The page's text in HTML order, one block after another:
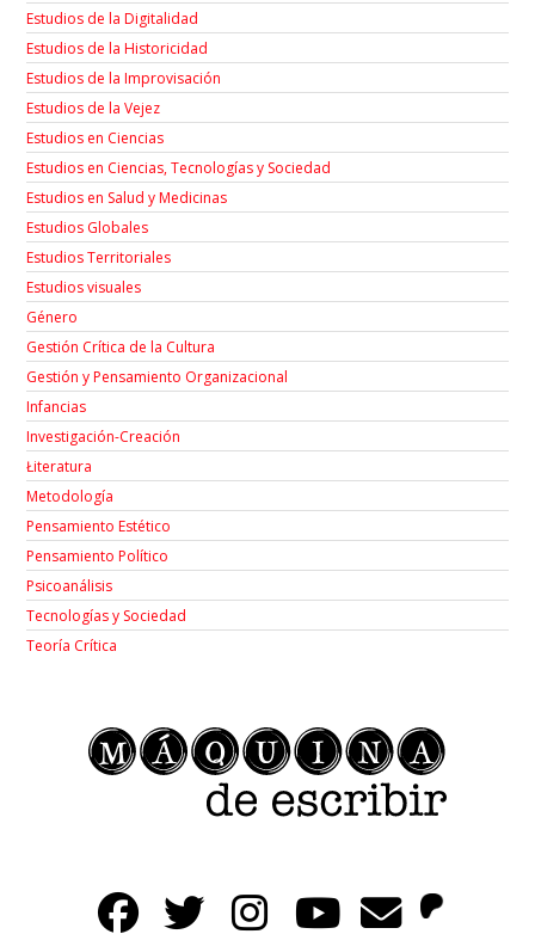
Estudios de la Digitalidad
Estudios de la Historicidad
Estudios de la Improvisación
Estudios de la Vejez
Estudios en Ciencias
Estudios en Ciencias, Tecnologías y Sociedad
Estudios en Salud y Medicinas
Estudios Globales
Estudios Territoriales
Estudios visuales
Género
Gestión Crítica de la Cultura
Gestión y Pensamiento Organizacional
Infancias
Investigación-Creación
Łiteratura
Metodología
Pensamiento Estético
Pensamiento Político
Psicoanálisis
Tecnologías y Sociedad
Teoría Crítica